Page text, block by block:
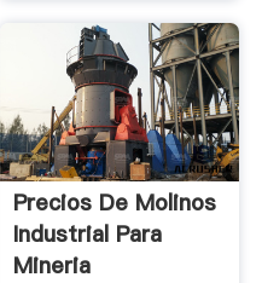
Precios De Molinos
Industrial Para
Mineria